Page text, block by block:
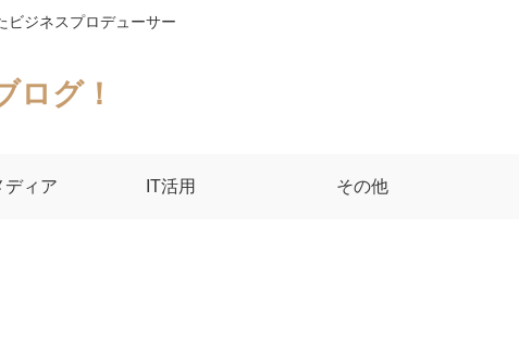
ジネスプロデューサー
ログ！
ディア IT活用 その他